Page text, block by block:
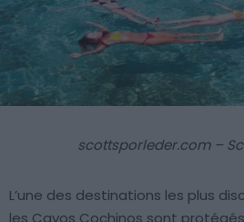
scottsporleder.com –
L’une des destinations les plus
les Cayos Cochinos sont